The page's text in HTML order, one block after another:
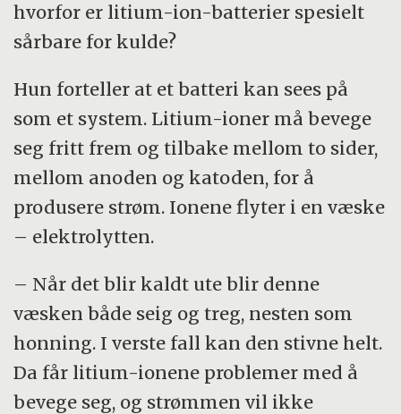
hvorfor er litium-ion-batterier spesielt
sårbare for kulde?
Hun forteller at et batteri kan sees på
som et system. Litium-ioner må bevege
seg fritt frem og tilbake mellom to sider,
mellom anoden og katoden, for å
produsere strøm. Ionene flyter i en væske
– elektrolytten.
– Når det blir kaldt ute blir denne
væsken både seig og treg, nesten som
honning. I verste fall kan den stivne helt.
Da får litium-ionene problemer med å
bevege seg, og strømmen vil ikke